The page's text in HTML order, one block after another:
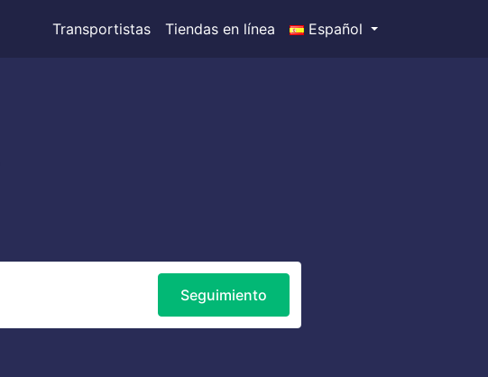
Transportistas Tiendas en línea Español
Seguimiento